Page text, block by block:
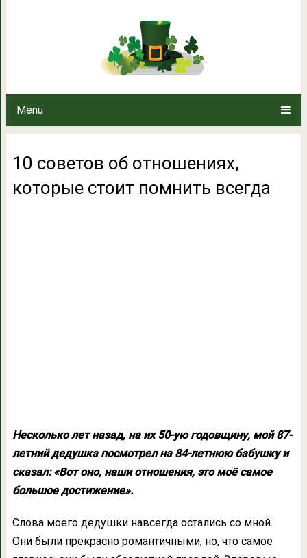
Menu
10 советов об отношениях,
10 советов об отношениях,
которые стоит помнить всегда
Несколько лет назад, на их 50-ую годовщину, мой 87-
летний дедушка посмотрел на 84-летнюю бабушку и
сказал: «Вот оно, наши отношения, это моё самое
большое достижение».
Слова моего дедушки навсегда остались со мной.
Они были прекрасно романтичными, но, что самое